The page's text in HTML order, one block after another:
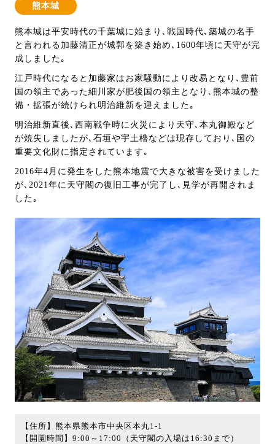
熊本城
熊本城は平安時代の千葉城に始まり､戦国時代､築城の名手
と言われる加藤清正が城郭を築き始め､1600年頃に天守が完
成しました｡
江戸時代になると加藤家はお家騒動により改易となり､豊前
国の領主であった細川家が肥後国の領主となり､熊本城の整
備・拡張が続けられ明治維新を迎えました｡
明治維新直後､西南戦争時に火災により天守､本丸御殿など
が焼失しましたが､石垣や宇土櫓などは現存しており､国の
重要文化財に指定されています｡
2016年4月に発生をした熊本地震で大きな被害を受けました
が､2021年に天守閣の復旧工事が完了し､見学が再開されま
した｡
【住所】熊本県熊本市中央区本丸1-1
【開園時間】9:00～17:00（天守閣の入場は16:30まで）